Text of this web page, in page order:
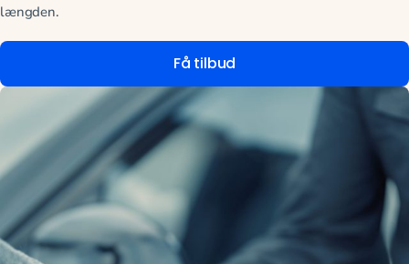
længden.
Få tilbud